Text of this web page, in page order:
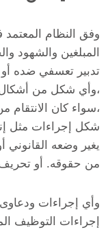
وفق النظام
المبلغين والشهود
تدبير تعسفي ضده أو
،وأي شكل من أشكال
،سواء كان الانتقام
شكل إجراءات مثل
يغير وضعه القانوني
من حقوقه. أو تحريف
وأي إجراءات
إجراءات التوظيف